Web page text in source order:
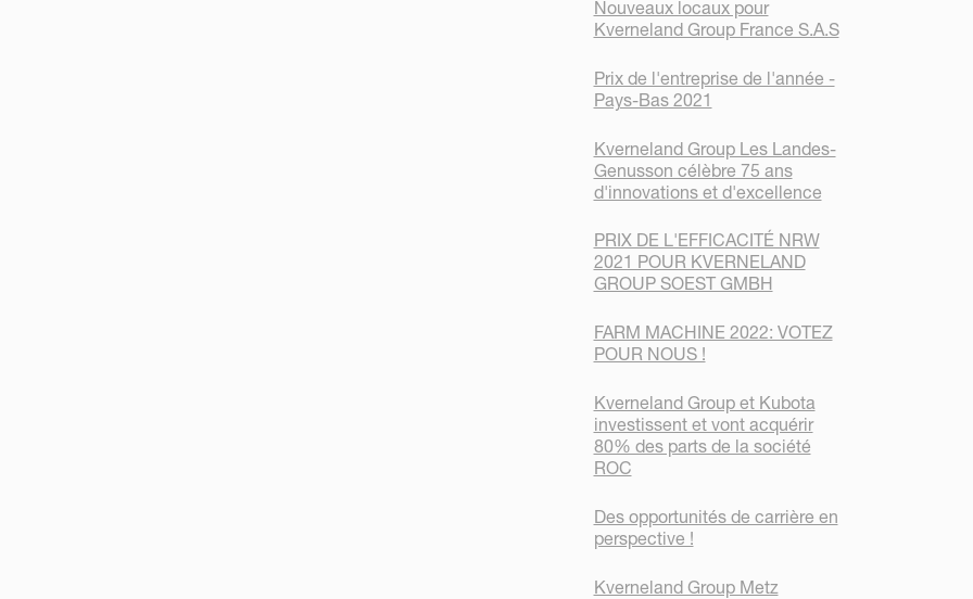
Nouveaux locaux pour
Kverneland Group France S.A.S
Prix de l'entreprise de l'année -
Pays-Bas 2021
Kverneland Group Les Landes-
Genusson célèbre 75 ans
d'innovations et d'excellence
PRIX DE L'EFFICACITÉ NRW
2021 POUR KVERNELAND
GROUP SOEST GMBH
FARM MACHINE 2022: VOTEZ
POUR NOUS !
Kverneland Group et Kubota
investissent et vont acquérir
80% des parts de la société
ROC
Des opportunités de carrière en
perspective !
Kverneland Group Metz